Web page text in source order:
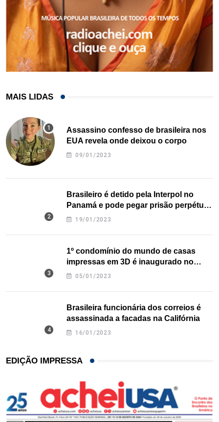
MAIS LIDAS
Assassino confesso de brasileira nos
EUA revela onde deixou o corpo
09/01/2023
Brasileiro é detido pela Interpol no
Panamá e pode pegar prisão perpétua
nos EUA
19/01/2023
1º condomínio do mundo de casas
impressas em 3D é inaugurado no
Texas
05/01/2023
Brasileira funcionária dos correios é
assassinada a facadas na Califórnia
16/01/2023
EDIÇÃO IMPRESSA